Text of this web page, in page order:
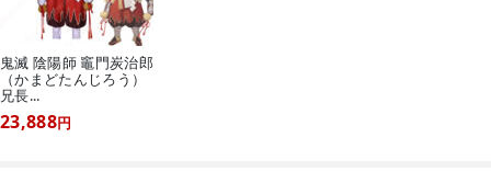
鬼滅 陰陽師 竈門炭治郎
（かまどたんじろう）
兄長...
23,888円